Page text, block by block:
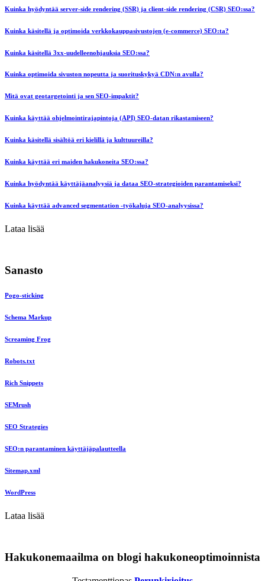
Kuinka hyödyntää server-side rendering (SSR) ja client-side rendering (CSR) SEO:ssa?
Kuinka käsitellä ja optimoida verkkokauppasivustojen (e-commerce) SEO:ta?
Kuinka käsitellä 3xx-uudelleenohjauksia SEO:ssa?
Kuinka optimoida sivuston nopeutta ja suorituskykyä CDN:n avulla?
Mitä ovat geotargetointi ja sen SEO-impaktit?
Kuinka käyttää ohjelmointirajapintoja (API) SEO-datan rikastamiseen?
Kuinka käsitellä sisältöä eri kielillä ja kulttuureilla?
Kuinka käyttää eri maiden hakukoneita SEO:ssa?
Kuinka hyödyntää käyttäjäanalyysiä ja dataa SEO-strategioiden parantamiseksi?
Kuinka käyttää advanced segmentation -työkaluja SEO-analyysissa?
Lataa lisää
Sanasto
Pogo-sticking
Schema Markup
Screaming Frog
Robots.txt
Rich Snippets
SEMrush
SEO Strategies
SEO:n parantaminen käyttäjäpalautteella
Sitemap.xml
WordPress
Lataa lisää
Hakukonemaailma on blogi hakukoneoptimoinnista